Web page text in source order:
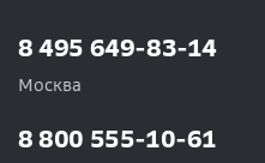
8 495 649-83-14
Москва
8 800 555-10-61